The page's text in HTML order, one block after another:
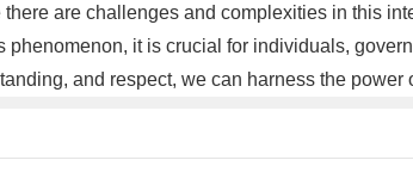
are challenges and complexities in this
it is crucial for individuals,
and respect, we can harness the